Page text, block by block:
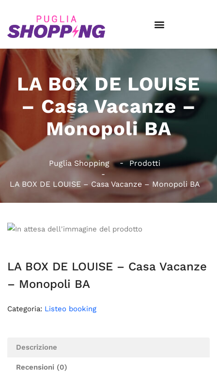
LA BOX DE LOUISE
– Casa Vacanze –
Monopoli BA
Puglia Shopping Prodotti
LA BOX DE LOUISE – Casa Vacanze – Monopoli BA
LA BOX DE LOUISE – Casa Vacanze
– Monopoli BA
Categoria: Listeo booking
Descrizione
Recensioni (0)